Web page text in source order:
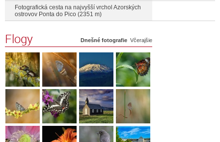
Fotografická cesta na najvyšší vrchol Azorských
ostrovov Ponta do Pico (2351 m)
Flogy Dnešné fotografie Včerajšie